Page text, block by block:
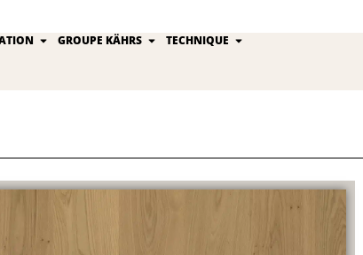
produits
Ouvrir Inspiration
GROUPE KÄHRS Ouvrir Groupe Kährs
TECHNIQUE Ouvrir Technique